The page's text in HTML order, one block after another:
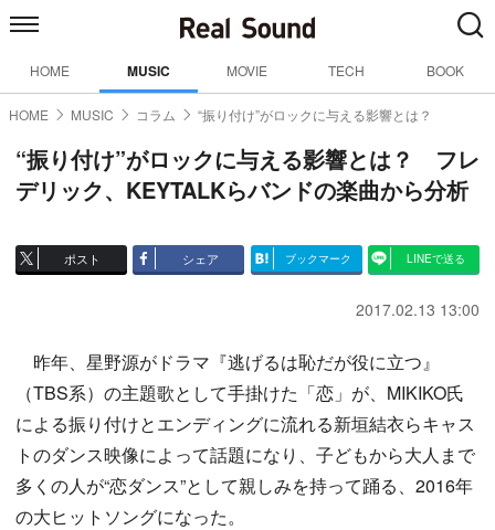
HOME MUSIC MOVIE TECH BOOK
HOME MUSIC コラム “振り付け”がロックに与える影響とは？
“振り付け”がロックに与える影響とは？ フレ
デリック、KEYTALKらバンドの楽曲から分析
ポスト シェア ブックマーク LINEで送る
2017.02.13 13:00
昨年、星野源がドラマ『逃げるは恥だが役に立つ』
（TBS系）の主題歌として手掛けた「恋」が、MIKIKO氏
による振り付けとエンディングに流れる新垣結衣らキャス
トのダンス映像によって話題になり、子どもから大人まで
多くの人が“恋ダンス”として親しみを持って踊る、2016年
の大ヒットソングになった。